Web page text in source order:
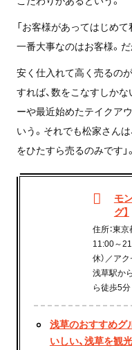
「お客様があってはじめ
一番大事なのはお客様。
安く仕入れて高く売るの
すれば、数をこなすしか
ーや最近始めたテイクア
いう。それでも松家さん
をひたすら売るのみです」
モ
グ】
住所：東
11:00～
休）／ア
浅草駅か
ら徒歩5分
浅草のおすすめグ
いしい、浅草を観